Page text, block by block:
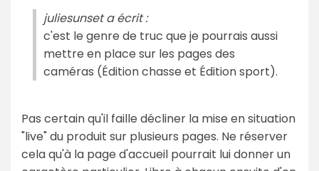
juliesunset a écrit :
c'est le genre de truc que je pourrais aussi
mettre en place sur les pages des
caméras (Édition chasse et Édition sport).
Pas certain qu'il faille décliner la mise en situation
"live" du produit sur plusieurs pages. Ne réserver
cela qu'à la page d'accueil pourrait lui donner un